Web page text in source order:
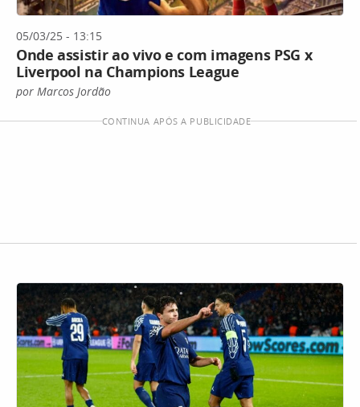
05/03/25 - 13:15
Onde assistir ao vivo e com imagens PSG x
Liverpool na Champions League
por Marcos Jordão
CONTINUA APÓS A PUBLICIDADE